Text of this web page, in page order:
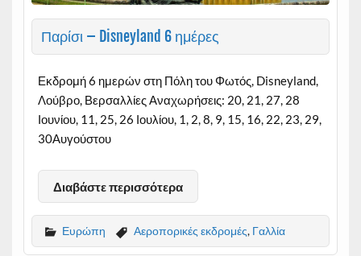
Παρίσι – Disneyland 6 ημέρες
Εκδρομή 6 ημερών στη Πόλη του Φωτός, Disneyland,
Λούβρο, Βερσαλλίες Αναχωρήσεις: 20, 21, 27, 28
Ιουνίου, 11, 25, 26 Ιουλίου, 1, 2, 8, 9, 15, 16, 22, 23, 29,
30Αυγούστου
Διαβάστε περισσότερα
Ευρώπη Αεροπορικές εκδρομές, Γαλλία